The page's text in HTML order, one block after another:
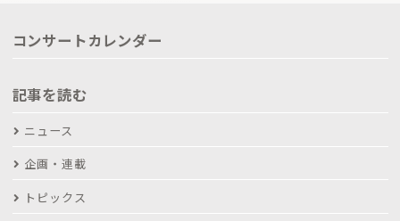
コンサートカレンダー
記事を読む
ニュース
企画・連載
トピックス